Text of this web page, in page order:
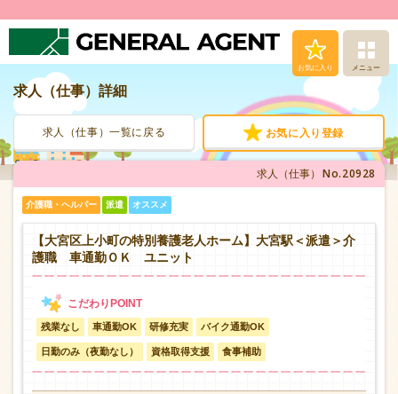
お気に入り メニュー
人材派遣サービス
転職支援サービス
登録から就業まで
お問い合わせ
求人（仕事）詳細
求人（仕事）一覧に戻る お気に入り登録
求人（仕事） No.20928
介護職・ヘルパー 派遣 オススメ
【大宮区上小町の特別養護老人ホーム】大宮駅＜派遣＞介
護職 車通勤ＯＫ ユニット
残業なし 車通勤OK 研修充実 バイク通勤OK
日勤のみ（夜勤なし） 資格取得支援 食事補助